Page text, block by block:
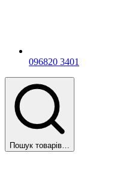
096820 3401
Пошук товарів…